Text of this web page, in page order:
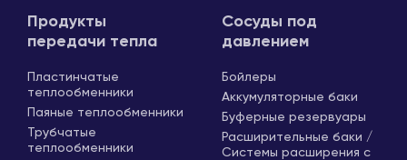
Продукты
передачи тепла
Пластинчатые
теплообменники
Паяные теплообменники
Трубчатые
теплообменники
Сосуды под
давлением
Бойлеры
Аккумуляторные баки
Буферные резервуары
Расширительные баки /
Системы расширения с